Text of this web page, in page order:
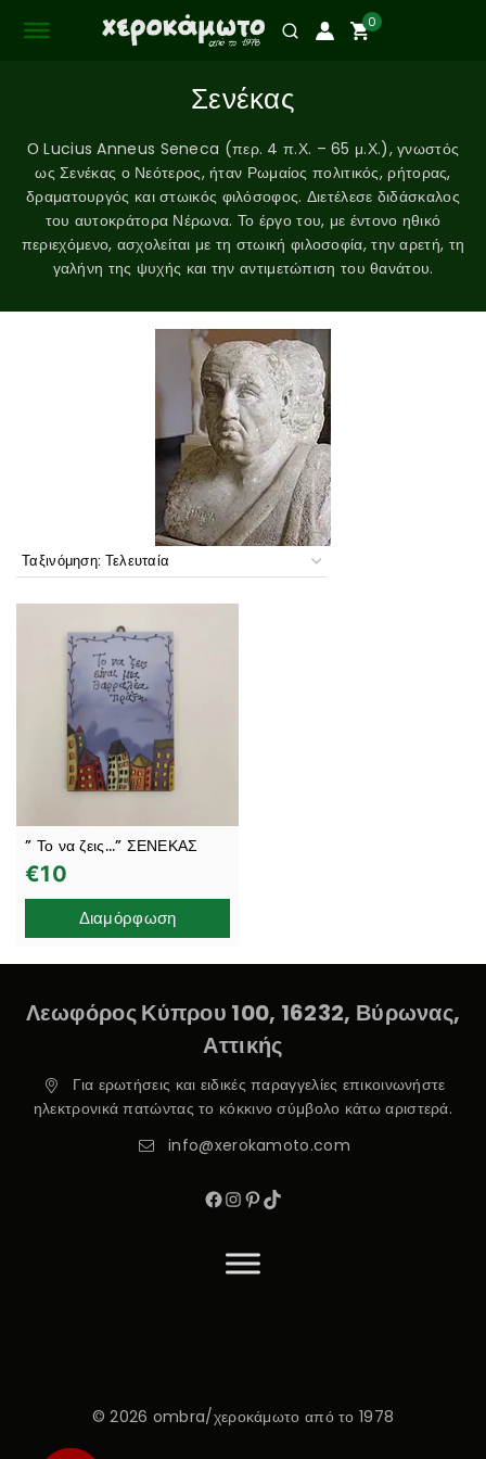
0
Σενέκας
Ο Lucius Anneus Seneca (περ. 4 π.Χ. – 65 μ.Χ.), γνωστός
ως Σενέκας ο Νεότερος, ήταν Ρωμαίος πολιτικός, ρήτορας,
δραματουργός και στωικός φιλόσοφος. Διετέλεσε διδάσκαλος
του αυτοκράτορα Νέρωνα. Το έργο του, με έντονο ηθικό
περιεχόμενο, ασχολείται με τη στωική φιλοσοφία, την αρετή, τη
γαλήνη της ψυχής και την αντιμετώπιση του θανάτου.
” Το να ζεις…” ΣΕΝΕΚΑΣ
€10
Διαμόρφωση
Λεωφόρος Κύπρου 100, 16232, Βύρωνας,
Αττικής
Για ερωτήσεις και ειδικές παραγγελίες επικοινωνήστε
ηλεκτρονικά πατώντας το κόκκινο σύμβολο κάτω αριστερά.
info@xerokamoto.com
© 2026 ombra/χεροκάμωτο από το 1978